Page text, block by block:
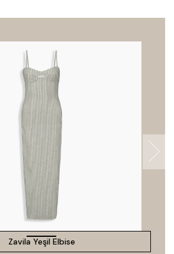
Zavila Yeşil Elbise